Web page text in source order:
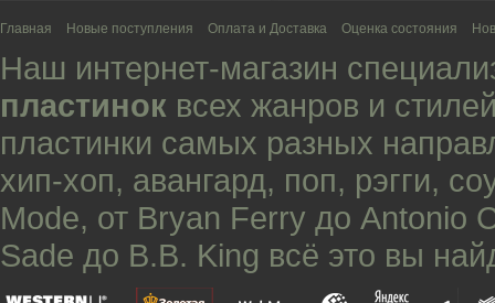
Главная Новые поступления Оплата и Доставка Оценка состояния
Наш интернет-магазин
пластинок всех жанров и
пластинки самых разных
хип-хоп, авангард, поп, рэгги,
Mode, от Bryan Ferry до Antonio
Sade до B.B. King всё это вы